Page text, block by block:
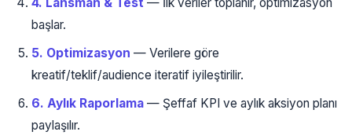
başlar.
5. Optimizasyon — Verilere göre
kreatif/teklif/audience iteratif iyileştirilir.
6. Aylık Raporlama — Şeffaf KPI ve aylık aksiyon planı
paylaşılır.